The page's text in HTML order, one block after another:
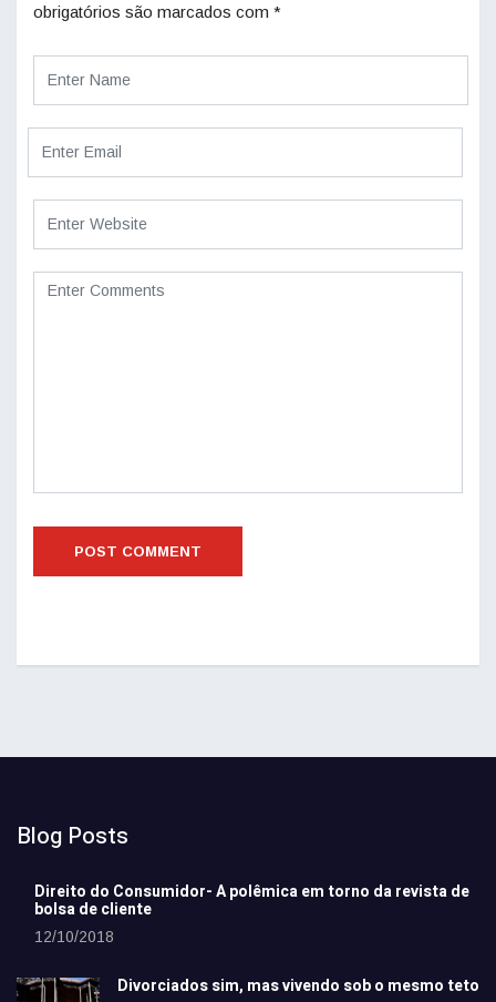
obrigatórios são marcados com *
Blog Posts
Direito do Consumidor- A polêmica em torno da revista de
bolsa de cliente
12/10/2018
Divorciados sim, mas vivendo sob o mesmo teto